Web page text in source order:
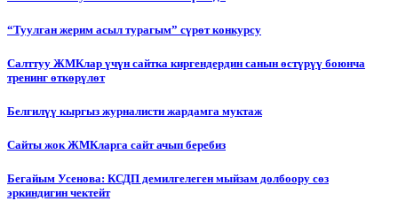
“Туулган жерим асыл турагым” сүрөт конкурсу
Салттуу ЖМКлар үчүн сайтка киргендердин санын өстүрүү боюнча
тренинг өткөрүлөт
Белгилүү кыргыз журналисти жардамга муктаж
Сайты жок ЖМКларга сайт ачып беребиз
Бегайым Усенова: КСДП демилгелеген мыйзам долбоору сөз
эркиндигин чектейт